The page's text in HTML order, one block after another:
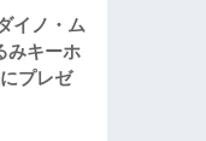
イノ・ム
みキーホ
プレゼ